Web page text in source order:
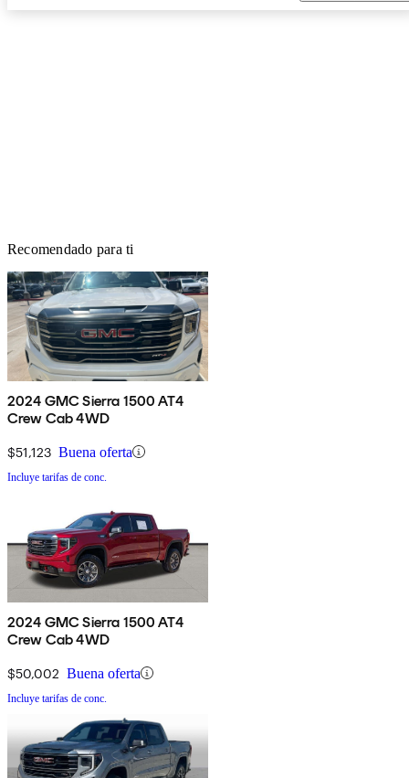
Recomendado para ti
2024 GMC Sierra 1500 AT4
Crew Cab 4WD
$51,123 Buena oferta
Incluye tarifas de conc.
2024 GMC Sierra 1500 AT4
Crew Cab 4WD
$50,002 Buena oferta
Incluye tarifas de conc.